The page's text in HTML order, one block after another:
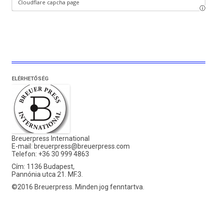
ELÉRHETŐSÉG
Breuerpress International
E-mail: breuerpress@breuerpress.com
Telefon: +36 30 999 4863
Cím: 1136 Budapest,
Pannónia utca 21. MF.3.
©2016 Breuerpress. Minden jog fenntartva.